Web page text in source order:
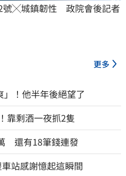
號╳城鎮韌性　政院會後記者
更多
！他半年後絕望了
靠剩酒一夜抓2隻
還有18筆錢連發
站感謝憶起這瞬間